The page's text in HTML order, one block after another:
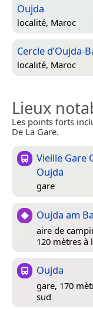
Oujda
localité, Maroc
Cercle d’Oujda-
localité, Maroc
Lieux
Les points forts
De La Gare.
Vieille Gare
Oujda
gare
Oujda am
aire de
120 mètres à
Oujda
gare, 170
sud